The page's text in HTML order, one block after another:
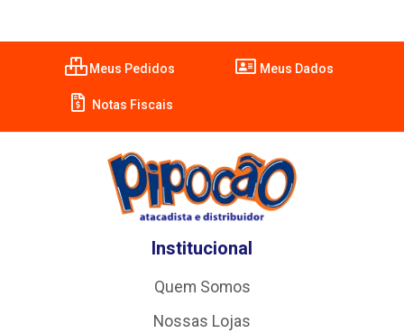
Meus Pedidos Meus Dados
Notas Fiscais
Institucional
Quem Somos
Nossas Lojas